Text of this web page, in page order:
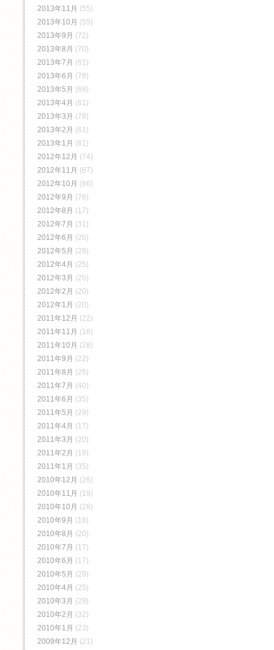
2013年11月 (55)
2013年10月 (55)
2013年9月 (72)
2013年8月 (70)
2013年7月 (61)
2013年6月 (78)
2013年5月 (68)
2013年4月 (61)
2013年3月 (78)
2013年2月 (61)
2013年1月 (61)
2012年12月 (74)
2012年11月 (67)
2012年10月 (66)
2012年9月 (76)
2012年8月 (17)
2012年7月 (31)
2012年6月 (26)
2012年5月 (28)
2012年4月 (25)
2012年3月 (25)
2012年2月 (20)
2012年1月 (20)
2011年12月 (22)
2011年11月 (16)
2011年10月 (28)
2011年9月 (22)
2011年8月 (25)
2011年7月 (40)
2011年6月 (35)
2011年5月 (29)
2011年4月 (17)
2011年3月 (20)
2011年2月 (19)
2011年1月 (35)
2010年12月 (26)
2010年11月 (19)
2010年10月 (28)
2010年9月 (18)
2010年8月 (20)
2010年7月 (17)
2010年6月 (17)
2010年5月 (29)
2010年4月 (25)
2010年3月 (29)
2010年2月 (32)
2010年1月 (23)
2009年12月 (21)